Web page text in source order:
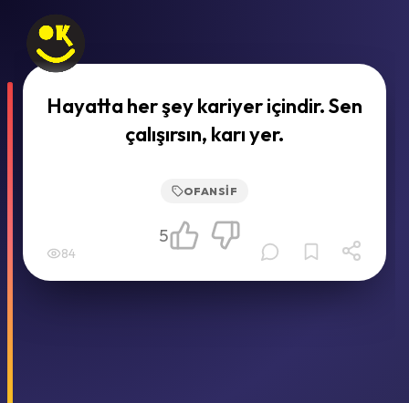
Hayatta her şey kariyer içindir. Sen
çalışırsın, karı yer.
OFANSIF
84
5